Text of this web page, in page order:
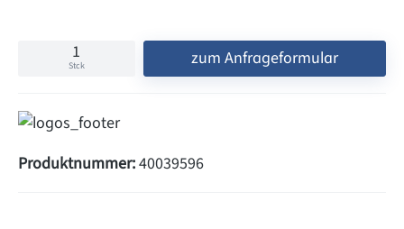
Stck zum Anfrageformular
Produktnummer:40039596